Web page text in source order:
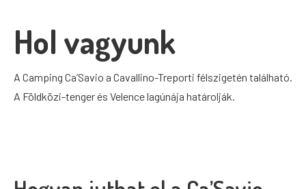
Hol vagyunk
A Camping Ca’Savio a Cavallino-Treporti félszigetén található.
A Földközi-tenger és Velence lagúnája határolják.